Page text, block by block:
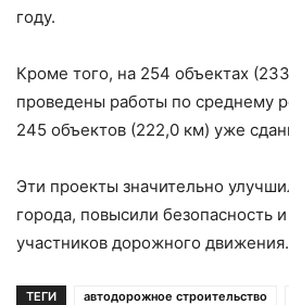
году.
Кроме того, на 254 объектах
проведены работы по среднему
245 объектов (222,0 км) уже
Эти проекты значительно
города, повысили безопасность
участников дорожного движения.
ТЕГИ автодорожное строительство